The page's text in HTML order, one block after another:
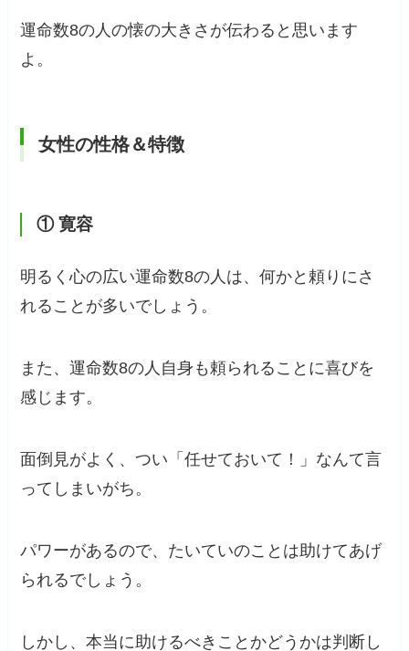
運命数8の人の懐の大きさが伝わると思います
よ。
女性の性格＆特徴
① 寛容
明るく心の広い運命数8の人は、何かと頼りにさ
れることが多いでしょう。
また、運命数8の人自身も頼られることに喜びを
感じます。
面倒見がよく、つい「任せておいて！」なんて言
ってしまいがち。
パワーがあるので、たいていのことは助けてあげ
られるでしょう。
しかし、本当に助けるべきことかどうかは判断し